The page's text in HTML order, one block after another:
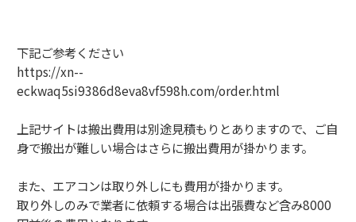
下記ご参考ください
https://xn--
eckwaq5si9386d8eva8vf598h.com/order.html
上記サイトは搬出費用は別途見積もりとありますので、ご自
身で搬出が難しい場合はさらに搬出費用が掛かります。
また、エアコンは取り外しにも費用が掛かります。
取り外しのみで業者に依頼する場合は出張費など含み8000